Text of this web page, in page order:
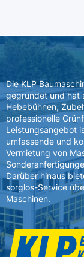
Die KLP
gegründet und hat
Hebebühnen,
professionelle
Leistungsangebot
umfassende und
Vermietung von
Darüber hinaus
sorglos-Service
Maschinen.